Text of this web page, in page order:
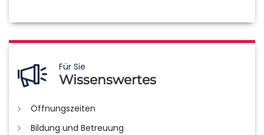
Für Sie
Wissenswertes
Öffnungszeiten
Bildung und Betreuung